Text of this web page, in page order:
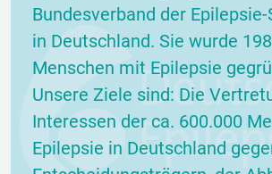
Bundesverband der
in Deutschland. Sie wurde
Menschen mit Epilepsie
Unsere Ziele sind: Die
Interessen der ca. 600.000
Epilepsie in Deutschland